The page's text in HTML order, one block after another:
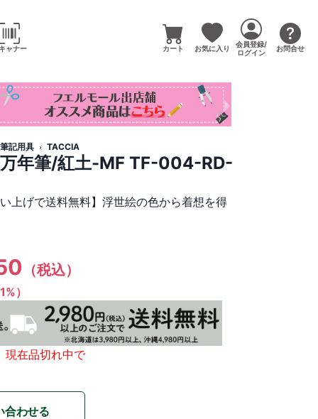
ャナー カート お気に入り
会員登録/
ログイン
お問合せ
筆記用具 TACCIA
年筆/紅土-MF TF-004-RD-
上げで送料無料】浮世絵の色から着想を得
（税込）
）
現在品切れ中で
合わせる